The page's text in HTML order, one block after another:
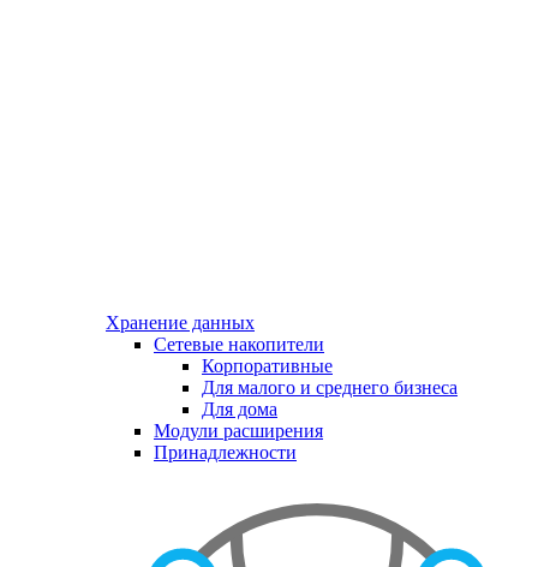
Хранение данных
Сетевые накопители
Корпоративные
Для малого и среднего бизнеса
Для дома
Модули расширения
Принадлежности